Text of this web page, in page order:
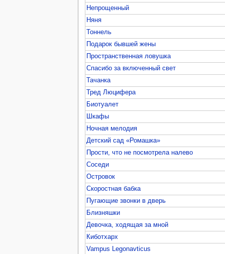
Непрощенный
Няня
Тоннель
Подарок бывшей жены
Пространственная ловушка
Спасибо за включенный свет
Тачанка
Тред Люцифера
Биотуалет
Шкафы
Ночная мелодия
Детский сад «Ромашка»
Прости, что не посмотрела налево
Соседи
Островок
Скоростная бабка
Пугающие звонки в дверь
Близняшки
Девочка, ходящая за мной
Киботхарх
Vampus Legonavticus